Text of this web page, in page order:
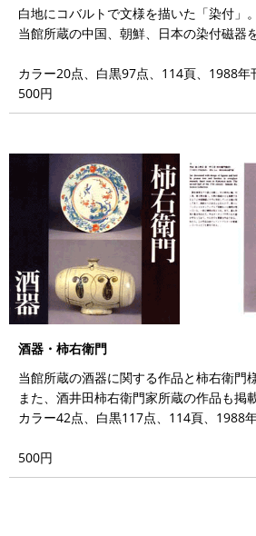
白地にコバルトで文様を描いた「染付」。
当館所蔵の中国、朝鮮、日本の染付磁器を
カラー20点、白黒97点、114頁、1988年
500円
酒器・柿右衛門
当館所蔵の酒器に関する作品と柿右衛門
また、酒井田柿右衛門家所蔵の作品も掲載
カラー42点、白黒117点、114頁、1988
500円